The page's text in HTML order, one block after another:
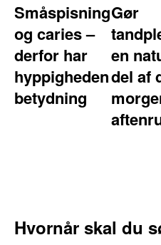
Småspisning
og caries –
derfor har
hyppigheden
betydning
Gør
en
del af
Hvornår skal du